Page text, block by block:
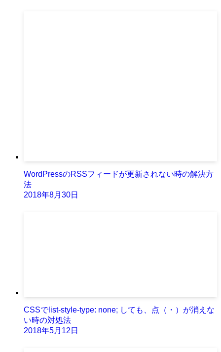
WordPressのRSSフィードが更新されない時の解決方
法
2018年8月30日
CSSでlist-style-type: none; しても、点（・）が消えな
い時の対処法
2018年5月12日